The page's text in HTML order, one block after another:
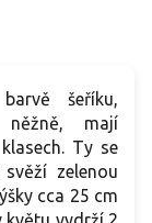
šeříku,
něžně, mají
Ty se
zelenou
cca 25 cm